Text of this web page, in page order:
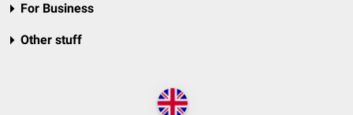
For Business
Other stuff